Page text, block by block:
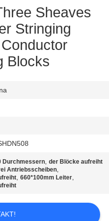
Sheaves
Stringing
Blocks
Durchmessern,der Blöcke aufreiht
Antriebsscheiben,
,660*100mm Leiter,